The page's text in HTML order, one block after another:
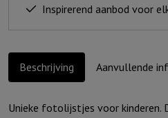
Inspirerend aanbod voor
Beschrijving Aanvullende
Unieke fotolijstjes voor kinderen.